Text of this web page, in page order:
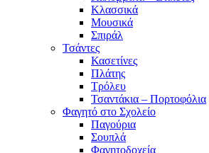
Κλασσικά
Μουσικά
Σπιράλ
Τσάντες
Κασετίνες
Πλάτης
Τρόλευ
Τσαντάκια – Πορτοφόλια
Φαγητό στο Σχολείο
Παγούρια
Σουπλά
Φαγητοδοχεία